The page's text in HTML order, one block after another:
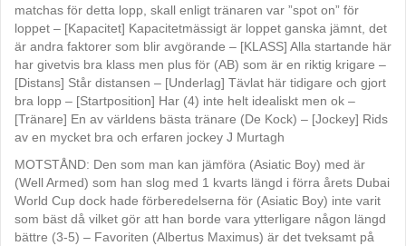
matchas för detta lopp, skall enligt tränaren var ”spot on” för
loppet – [Kapacitet] Kapacitetmässigt är loppet ganska jämnt, det
är andra faktorer som blir avgörande – [KLASS] Alla startande här
har givetvis bra klass men plus för (AB) som är en riktig krigare –
[Distans] Står distansen – [Underlag] Tävlat här tidigare och gjort
bra lopp – [Startposition] Har (4) inte helt idealiskt men ok –
[Tränare] En av världens bästa tränare (De Kock) – [Jockey] Rids
av en mycket bra och erfaren jockey J Murtagh
MOTSTÅND: Den som man kan jämföra (Asiatic Boy) med är
(Well Armed) som han slog med 1 kvarts längd i förra årets Dubai
World Cup dock hade förberedelserna för (Asiatic Boy) inte varit
som bäst då vilket gör att han borde vara ytterligare någon längd
bättre (3-5) – Favoriten (Albertus Maximus) är det tveksamt på